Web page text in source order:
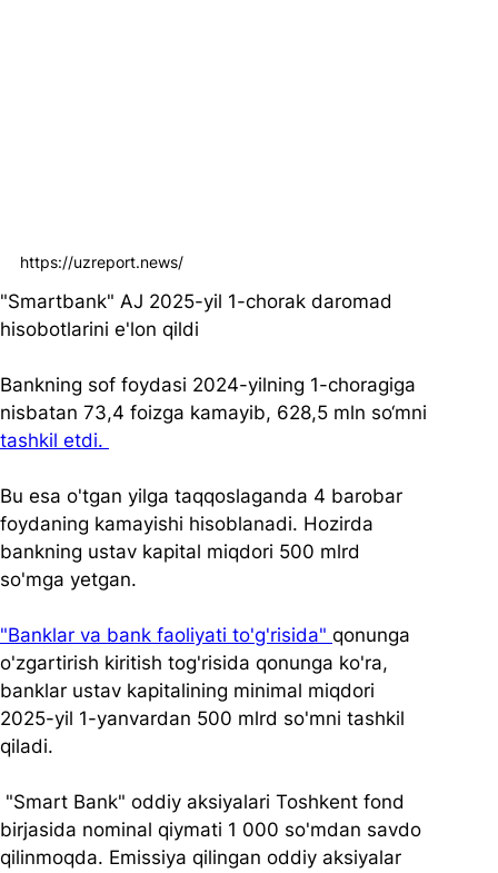
"Smartbank" AJ 2025-yil 1-chorak daromad
hisobotlarini e'lon qildi
Bankning sof foydasi 2024-yilning 1-choragiga
nisbatan 73,4 foizga kamayib, 628,5 mln so‘mni
tashkil etdi.
Bu esa o'tgan yilga taqqoslaganda 4 barobar
foydaning kamayishi hisoblanadi. Hozirda
bankning ustav kapital miqdori 500 mlrd
so'mga yetgan.
"Banklar va bank faoliyati to'g'risida" qonunga
o'zgartirish kiritish tog'risida qonunga ko'ra,
banklar ustav kapitalining minimal miqdori
2025-yil 1-yanvardan 500 mlrd so'mni tashkil
qiladi.
birjasida nominal qiymati 1 000 so'mdan savdo
qilinmoqda. Emissiya qilingan oddiy aksiyalar
https://uzreport.news/